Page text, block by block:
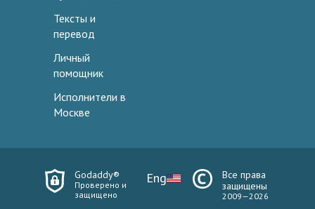
Тексты и
перевод
Личный
помощник
Исполнители в
Москве
Godaddy®
Проверено и
защищено
Eng
Все права
защищены
2009—2026